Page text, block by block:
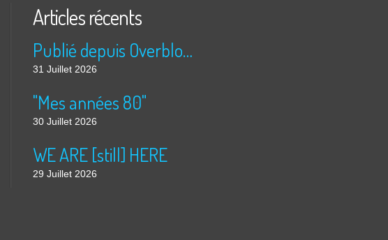
Articles récents
Publié depuis Overblog et Facebook
31 Juillet 2026
"Mes années 80"
30 Juillet 2026
WE ARE [still] HERE
29 Juillet 2026